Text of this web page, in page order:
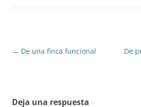
Navegación
← De una finca funcional
De
Deja una respuesta